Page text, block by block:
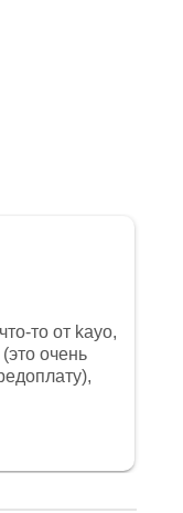
то от kayo,
очень
всё